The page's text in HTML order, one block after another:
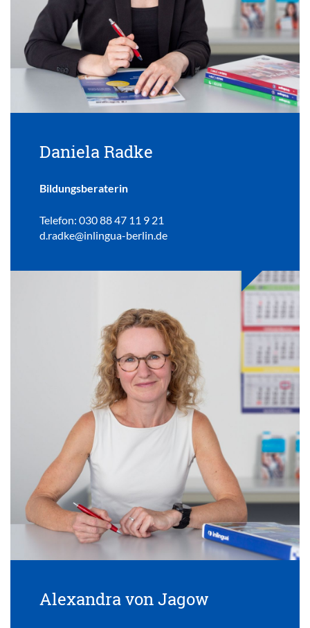
Daniela Radke
Bildungsberaterin
Telefon: 030 88 47 11 9 21
d.radke@inlingua-berlin.de
Alexandra von Jagow